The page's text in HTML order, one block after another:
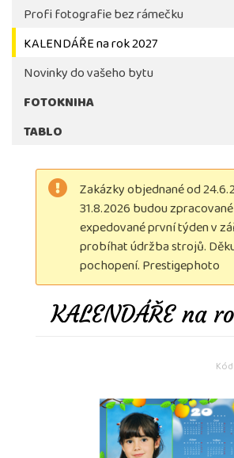
Profi fotografie bez rámečku
KALENDÁŘE na rok 2027
Novinky do vašeho bytu
FOTOKNIHA
TABLO
Zakázky objednané od
31.8.2026 budou
expedované první týden v
probíhat údržba strojů.
pochopení. Prestigephoto
KALENDÁŘE na